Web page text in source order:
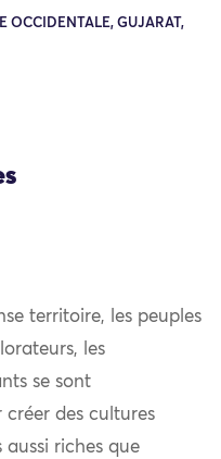
OCCIDENTALE, GUJARAT,
territoire, les peuples
les
se sont
des cultures
riches que